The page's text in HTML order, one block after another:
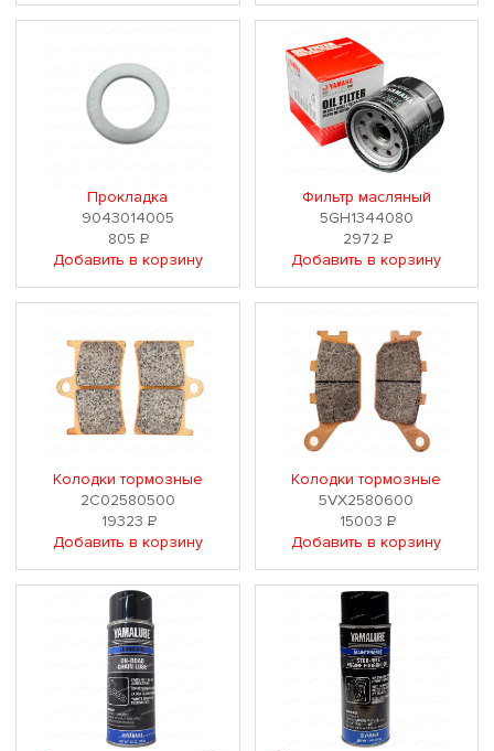
Прокладка
9043014005
805Р
Добавить в корзину
Фильтр масляный
5GH1344080
2972 Р
Добавить в корзину
Колодки тормозные
2C02580500
19323 Р
Добавить в корзину
Колодки тормозные
5VX2580600
15003 Р
Добавить в корзину